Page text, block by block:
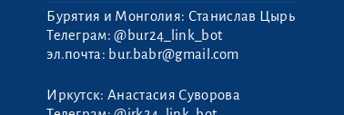
Бурятия и Монголия: Станислав Цырь
Телеграм:@bur24_link_bot
эл.почта: bur.babr@gmail.com
Иркутск: Анастасия Суворова